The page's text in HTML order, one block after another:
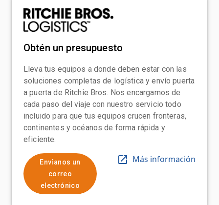
Obtén un presupuesto
Lleva tus equipos a donde deben estar con las
soluciones completas de logística y envío puerta
a puerta de Ritchie Bros. Nos encargamos de
cada paso del viaje con nuestro servicio todo
incluido para que tus equipos crucen fronteras,
continentes y océanos de forma rápida y
eficiente.
Envíanos un
correo
electrónico
Más información